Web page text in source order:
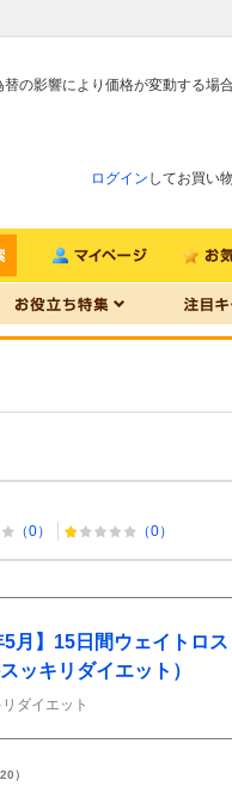
の影響により価格が変動する場
ログイン してお買い
（0） （0）
】15日間ウェイトロス
ッキリダイエット）
ダイエット
）